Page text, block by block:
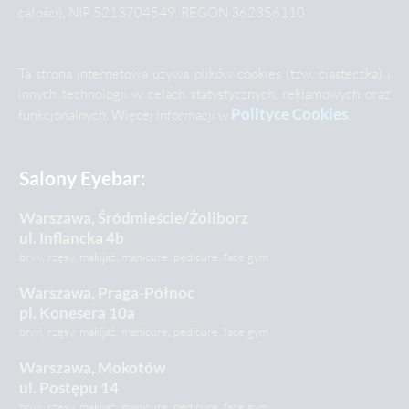
całości), NIP 5213704549, REGON 362356110
Ta strona internetowa używa plików cookies (tzw. ciasteczka) i
innych technologii w celach statystycznych, reklamowych oraz
funkcjonalnych. Więcej informacji w
Polityce Cookies
Salony Eyebar:
Warszawa, Śródmieście/Żoliborz
ul. Inflancka 4b
brwi, rzęsy, makijaż, manicure, pedicure, face gym
Warszawa, Praga-Północ
pl. Konesera 10a
brwi, rzęsy, makijaż, manicure, pedicure, face gym
Warszawa, Mokotów
ul. Postępu 14